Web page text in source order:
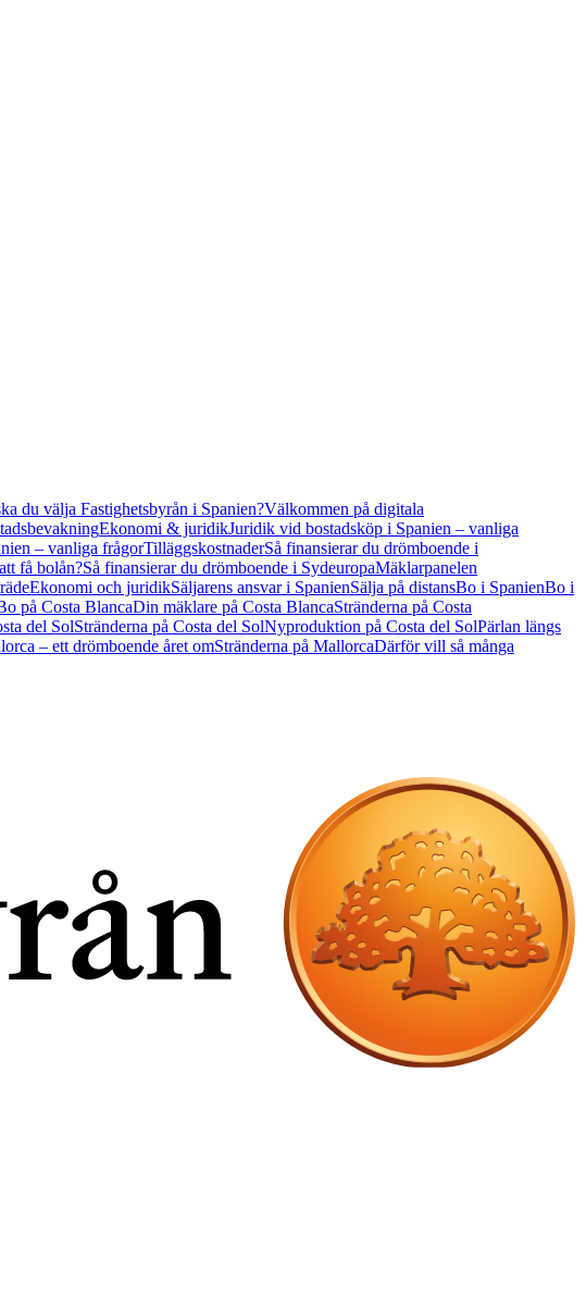
du välja Fastighetsbyrån i Spanien?Välkommen på digitala
Ekonomi & juridikJuridik vid bostadsköp i Spanien – vanliga
– vanliga frågorTilläggskostnaderSå finansierar du drömboende i
få bolån?Så finansierar du drömboende i SydeuropaMäklarpanelen
Ekonomi och juridikSäljarens ansvar i SpanienSälja på distansBo i SpanienBo i
på Costa BlancaDin mäklare på Costa BlancaStränderna på Costa
del SolStränderna på Costa del SolNyproduktion på Costa del SolPärlan längs
– ett drömboende året omStränderna på MallorcaDärför vill så många